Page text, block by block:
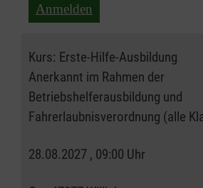
Anmelden
Kurs: Erste-Hilfe-Ausbildung
Anerkannt im Rahmen der
Betriebshelferausbildung und
Fahrerlaubnisverordnung (alle
28.08.2027 , 09:00 Uhr